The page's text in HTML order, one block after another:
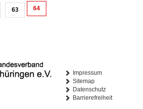
63 64
Impressum
Sitemap
Datenschutz
Barrierefreiheit